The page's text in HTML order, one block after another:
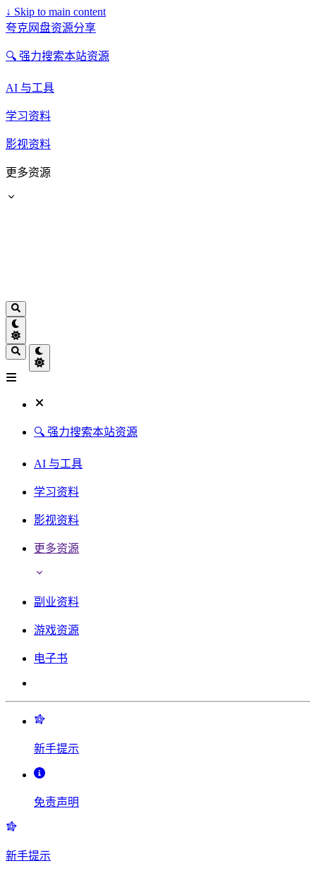
↓ Skip to main content
夸克网盘资源分享
🔍 强力搜索本站资源
AI 与工具
学习资料
影视资料
更多资源
🔍 强力搜索本站资源
AI 与工具
学习资料
影视资料
更多资源
副业资料
游戏资源
电子书
新手提示
免责声明
新手提示